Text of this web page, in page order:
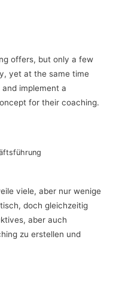
offers, but only a few
yet at the same time
implement a
for their coaching.
viele, aber nur wenige
doch gleichzeitig
aber auch
zu erstellen und